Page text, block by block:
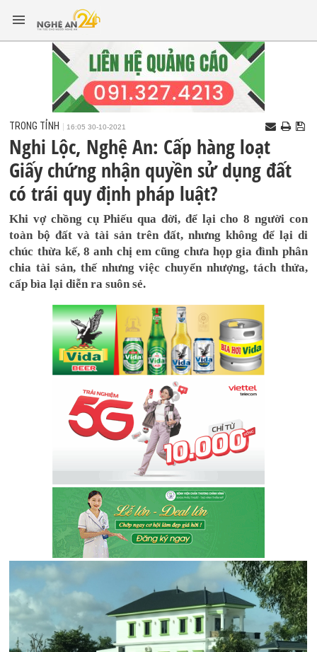
TRONG TỈNH 16:05 30-10-2021
Nghi Lộc, Nghệ An: Cấp hàng loạt
Giấy chứng nhận quyền sử dụng đất
có trái quy định pháp luật?
Khi vợ chồng cụ Phiếu qua đời, để lại cho 8 người con
toàn bộ đất và tài sản trên đất, nhưng không để lại di
chúc thừa kế, 8 anh chị em cũng chưa họp gia đình phân
chia tài sản, thế nhưng việc chuyển nhượng, tách thửa,
cấp bìa lại diễn ra suôn sẻ.